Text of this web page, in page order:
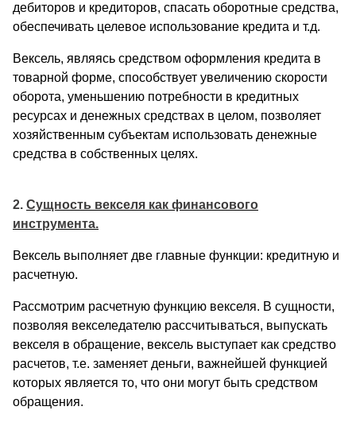
дебиторов и кредиторов, спасать оборотные средства,
обеспечи­вать целевое использование кредита и т.д.
Вексель, являясь средством оформления кредита в
товарной форме, способствует увеличению скорости
оборота, уменьшению потребности в кредитных
ресурсах и де­нежных средствах в целом, позволяет
хозяйственным субъектам использовать денежные
средства в собственных целях.
2. Сущность векселя как финансового
инструмента.
Вексель выполняет две главные функции: кредитную и
расчетную.
Рассмотрим расчетную функцию векселя. В сущности,
позволяя векселедателю рассчитываться, выпускать
векселя в обращение, вексель выступает как средство
расче­тов, т.е. заменяет деньги, важнейшей функцией
которых является то, что они могут быть средством
обращения.